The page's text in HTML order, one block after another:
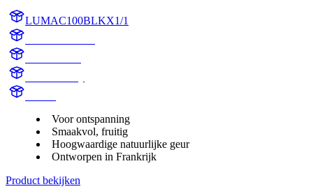
LUMAC100BLKX1/1
Voor ontspanning
Smaakvol, fruitig
Hoogwaardige natuurlijke geur
Ontworpen in Frankrijk
Product bekijken